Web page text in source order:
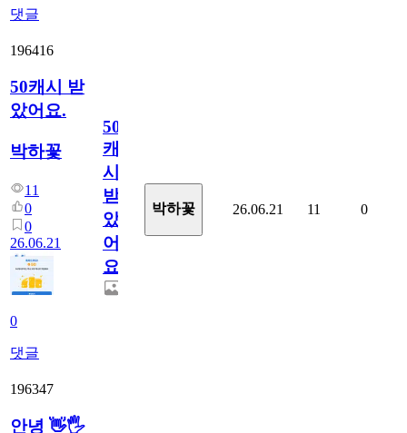
댓글
196416
50캐시 받
았어요.
박하꽃
11
0
0
26.06.21
0
댓글
50
캐
시
받
았
어
요.
박하꽃 26.06.21 11 0
196347
안녕 👋🖐